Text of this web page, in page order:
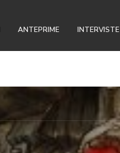
ANTEPRIME INTERVISTE